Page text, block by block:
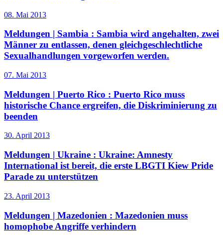
08. Mai 2013
Meldungen | Sambia : Sambia wird angehalten, zwei
Männer zu entlassen, denen gleichgeschlechtliche
Sexualhandlungen vorgeworfen werden.
07. Mai 2013
Meldungen | Puerto Rico : Puerto Rico muss
historische Chance ergreifen, die Diskriminierung zu
beenden
30. April 2013
Meldungen | Ukraine : Ukraine: Amnesty
International ist bereit, die erste LBGTI Kiew Pride
Parade zu unterstützen
23. April 2013
Meldungen | Mazedonien : Mazedonien muss
homophobe Angriffe verhindern